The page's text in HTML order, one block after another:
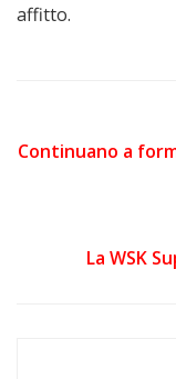
affitto.
Continuano a
La WSK